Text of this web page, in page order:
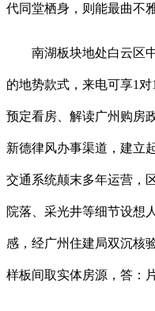
代同堂栖身，则能最曲不
南湖板块地处白云区中
的地势款式，来电可享1对
预定看房、解读广州购房
新德律风办事渠道，建立
交通系统颠末多年运营，
院落、采光井等细节设想
感，经广州住建局双沉核
样板间取实体房源，答：